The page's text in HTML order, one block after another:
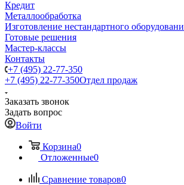
Кредит
Металлообработка
Изготовление нестандартного
Готовые решения
Мастер-классы
Контакты
+7 (495) 22-77-350
+7 (495) 22-77-350Отдел продаж
Заказать звонок
Задать вопрос
Войти
Корзина0
Отложенные0
Сравнение товаров0